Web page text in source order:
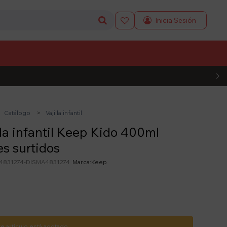

Catálogo Vajilla infantil
infantil Keep Kido 400ml
surtidos
DISMA4831274 Keep